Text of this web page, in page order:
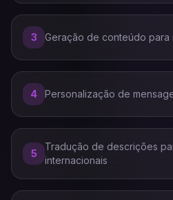
3 Geração de conteúdo para
4 Personalização de
5
Tradução de descrições
internacionais